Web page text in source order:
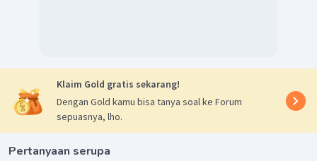
Klaim Gold gratis sekarang!
Dengan Gold kamu bisa tanya soal ke Forum
sepuasnya, lho.
Pertanyaan serupa